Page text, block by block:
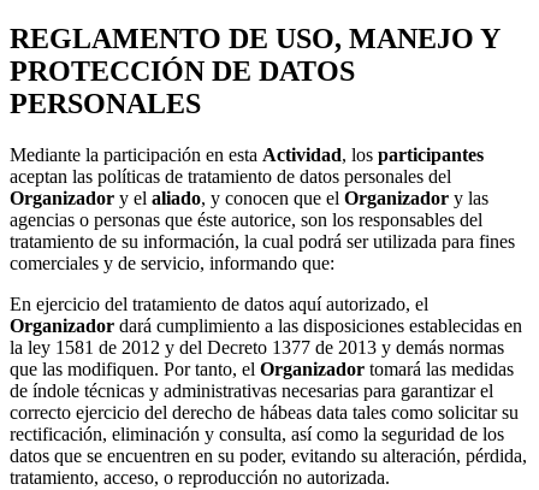
REGLAMENTO DE USO, MANEJO Y
PROTECCIÓN DE DATOS
PERSONALES
Mediante la participación en esta Actividad, los participantes
aceptan las políticas de tratamiento de datos personales del
Organizador y el aliado, y conocen que el Organizador y las
agencias o personas que éste autorice, son los responsables del
tratamiento de su información, la cual podrá ser utilizada para fines
comerciales y de servicio, informando que:
En ejercicio del tratamiento de datos aquí autorizado, el
Organizador dará cumplimiento a las disposiciones establecidas en
la ley 1581 de 2012 y del Decreto 1377 de 2013 y demás normas
que las modifiquen. Por tanto, el Organizador tomará las medidas
de índole técnicas y administrativas necesarias para garantizar el
correcto ejercicio del derecho de hábeas data tales como solicitar su
rectificación, eliminación y consulta, así como la seguridad de los
datos que se encuentren en su poder, evitando su alteración, pérdida,
tratamiento, acceso, o reproducción no autorizada.